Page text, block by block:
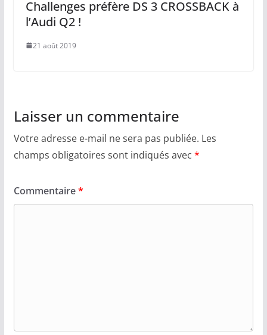
Challenges préfère DS 3 CROSSBACK à
l’Audi Q2 !
21 août 2019
Laisser un commentaire
Votre adresse e-mail ne sera pas publiée. Les
champs obligatoires sont indiqués avec *
Commentaire*